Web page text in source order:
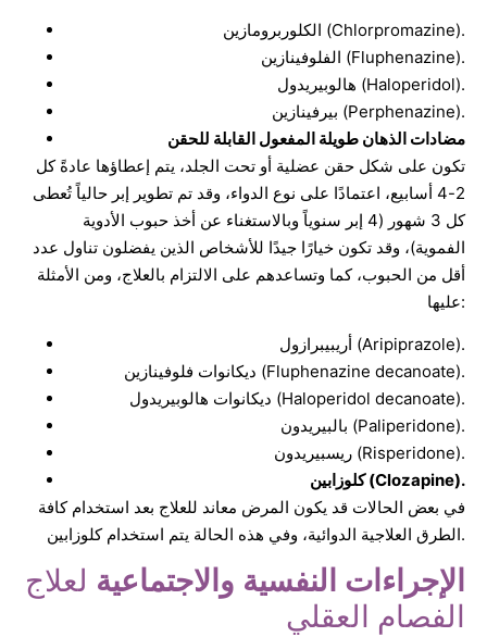
الكلوربرومازين (Chlorpromazine).
الفلوفينازين (Fluphenazine).
هالوبيريدول (Haloperidol).
بيرفينازين (Perphenazine).
مضادات الذهان طويلة المفعول القابلة للحقن
تكون على شكل حقن عضلية أو تحت الجلد، يتم إعطاؤها عادةً كل
2-4 أسابيع، اعتمادًا على نوع الدواء، وقد تم تطوير إبر حالياً تُعطى
كل 3 شهور (4 إبر سنوياً وبالاستغناء عن أخذ حبوب الأدوية
الفموية)، وقد تكون خيارًا جيدًا للأشخاص الذين يفضلون تناول عدد
أقل من الحبوب، كما وتساعدهم على الالتزام بالعلاج، ومن الأمثلة
عليها:
أريبيبرازول (Aripiprazole).
ديكانوات فلوفينازين (Fluphenazine decanoate).
ديكانوات هالوبيريدول (Haloperidol decanoate).
بالبيريدون (Paliperidone).
ريسبيريدون (Risperidone).
كلوزابين (Clozapine).
في بعض الحالات قد يكون المرض معاند للعلاج بعد استخدام كافة
الطرق العلاجية الدوائية، وفي هذه الحالة يتم استخدام كلوزابين.
الإجراءات النفسية والاجتماعية لعلاج
الفصام العقلي